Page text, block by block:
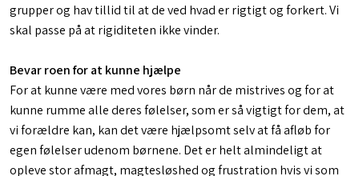
grupper og hav tillid til at de ved hvad er rigtigt og forkert. Vi
skal passe på at rigiditeten ikke vinder.
Bevar roen for at kunne hjælpe
For at kunne være med vores børn når de mistrives og for at
kunne rumme alle deres følelser, som er så vigtigt for dem, at
vi forældre kan, kan det være hjælpsomt selv at få afløb for
egen følelser udenom børnene. Det er helt almindeligt at
opleve stor afmagt, magtesløshed og frustration hvis vi som